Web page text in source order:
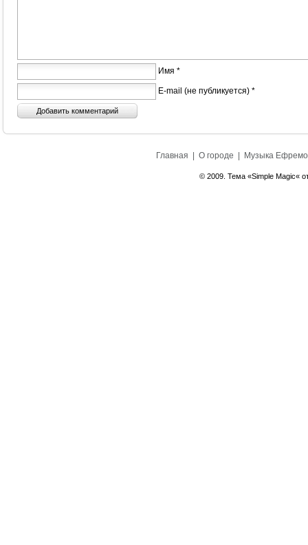
Имя *
E-mail (не публикуется) *
Главная О городе Музыка
© 2009. Тема «Simple Magic«